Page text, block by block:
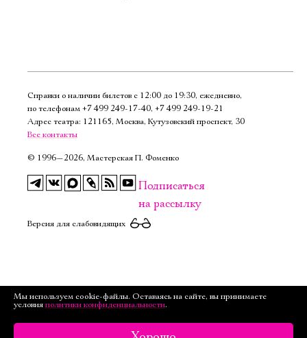
Справки о наличии билетов с 12:00 до 19:30, ежедневно,
по телефонам +7 499 249‑17‑40, +7 499 249‑19‑21
Адрес театра: 121165, Москва, Кутузовский проспект, 30
Все контакты
© 1996—2026, Мастерская П. Фоменко
Подписаться
на рассылку
Версия для слабовидящих
Мы используем cookie-файлы. Оставаясь на сайте, вы принимаете
условия политики конфиденциальности.